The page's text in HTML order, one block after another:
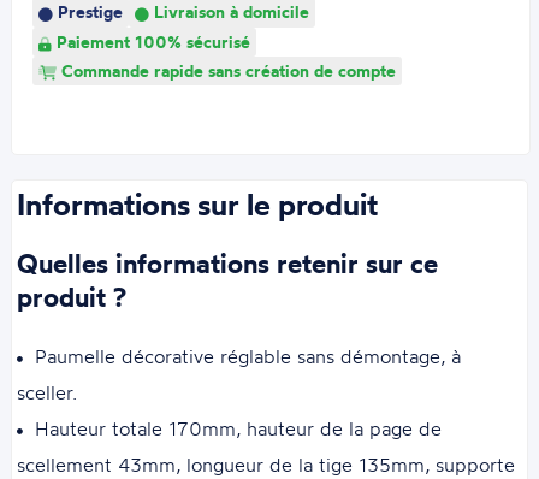
Prestige
Livraison à domicile
Paiement 100% sécurisé
Commande rapide sans création de compte
Informations sur le produit
Quelles informations retenir sur ce
produit ?
Paumelle décorative réglable sans démontage, à
sceller.
Hauteur totale 170mm, hauteur de la page de
scellement 43mm, longueur de la tige 135mm, supporte